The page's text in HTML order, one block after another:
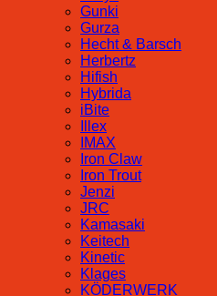
Gunki
Gurza
Hecht & Barsch
Herbertz
Hifish
Hybrida
iBite
Illex
IMAX
Iron Claw
Iron Trout
Jenzi
JRC
Kamasaki
Keitech
Kinetic
Klages
KÖDERWERK